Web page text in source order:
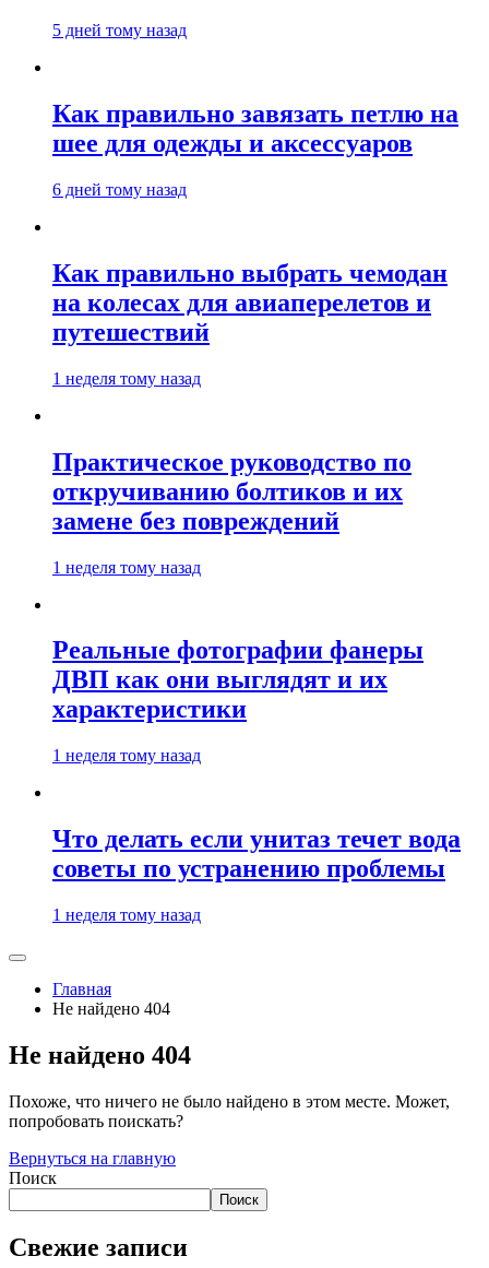
5 дней тому назад
Как правильно завязать петлю на
шее для одежды и аксессуаров
6 дней тому назад
Как правильно выбрать чемодан
на колесах для авиаперелетов и
путешествий
1 неделя тому назад
Практическое руководство по
откручиванию болтиков и их
замене без повреждений
1 неделя тому назад
Реальные фотографии фанеры
ДВП как они выглядят и их
характеристики
1 неделя тому назад
Что делать если унитаз течет вода
советы по устранению проблемы
1 неделя тому назад
Главная
Не найдено 404
Не найдено 404
Похоже, что ничего не было найдено в этом месте. Может,
попробовать поискать?
Вернуться на главную
Поиск
Поиск
Свежие записи